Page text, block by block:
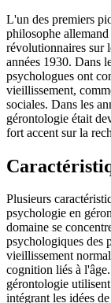
L'un des premiers
philosophe allemand
révolutionnaires sur
années 1930. Dans
psychologues ont
vieillissement,
sociales. Dans les
gérontologie était
fort accent sur la
Plusieurs
psychologie en
domaine se
psychologiques des
vieillissement
cognition liés à
gérontologie
intégrant les idées